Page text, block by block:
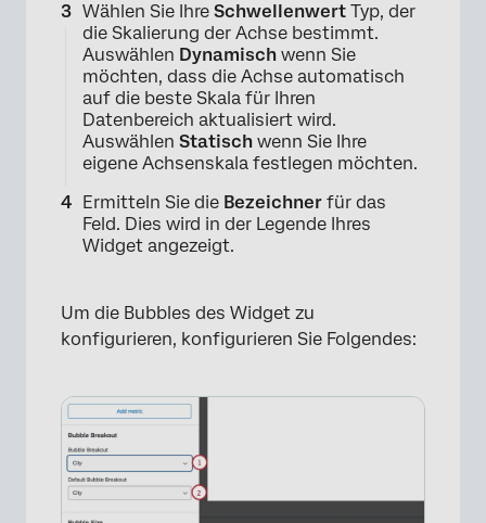
Wählen Sie Ihre Schwellenwert Typ, der
die Skalierung der Achse bestimmt.
Auswählen Dynamisch wenn Sie
möchten, dass die Achse automatisch
auf die beste Skala für Ihren
Datenbereich aktualisiert wird.
Auswählen Statisch wenn Sie Ihre
eigene Achsenskala festlegen möchten.
Ermitteln Sie die Bezeichner für das
Feld. Dies wird in der Legende Ihres
Widget angezeigt.
Um die Bubbles des Widget zu
konfigurieren, konfigurieren Sie Folgendes: